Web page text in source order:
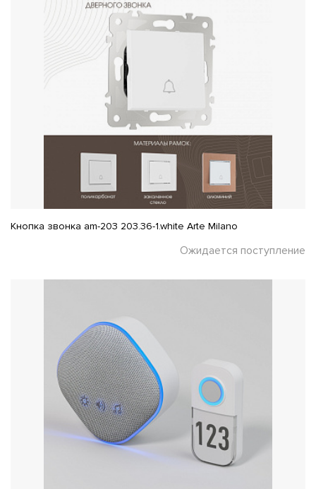
Кнопка звонка am-203 203.36-1.white Arte Milano
Ожидается поступление